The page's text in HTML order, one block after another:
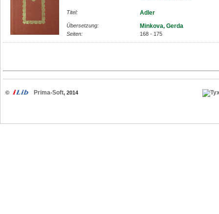
Titel: Adler
Übersetzung: Minkova, Gerda
Seiten: 168 - 175
© Prima-Soft, 2014